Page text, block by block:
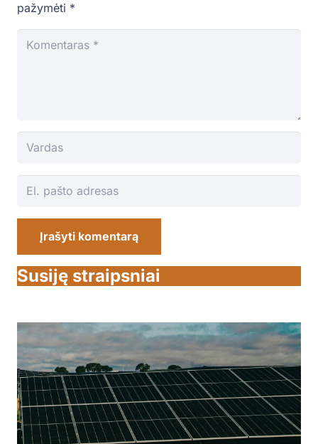
pažymėti *
Įrašyti komentarą
Susiję straipsniai